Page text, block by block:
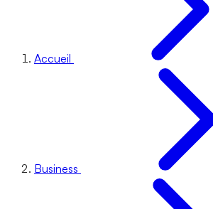
Accueil
Business